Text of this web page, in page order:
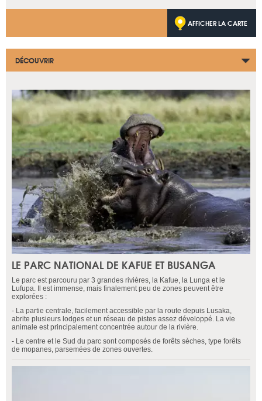
AFFICHER LA CARTE
DÉCOUVRIR
LE PARC NATIONAL DE KAFUE ET BUSANGA
Le parc est parcouru par 3 grandes rivières, la Kafue, la Lunga et le
Lufupa. Il est immense, mais finalement peu de zones peuvent être
explorées :
- La partie centrale, facilement accessible par la route depuis Lusaka,
abrite plusieurs lodges et un réseau de pistes assez développé. La vie
animale est principalement concentrée autour de la rivière.
- Le centre et le Sud du parc sont composés de forêts sèches, type forêts
de mopanes, parsemées de zones ouvertes.